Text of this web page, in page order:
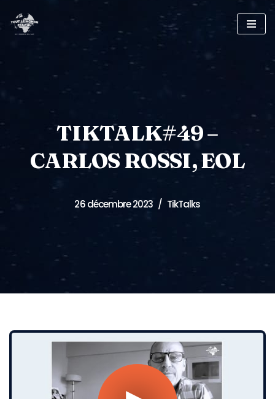
Skip
TIKTALK#49 –
CARLOS ROSSI, EOL
26 décembre 2023 TikTalks